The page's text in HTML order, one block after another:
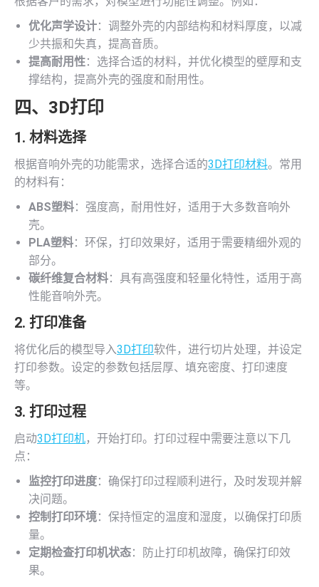
优化声学设计：调整外壳的内部结构和材料厚度，以减
少共振和失真，提高音质。
提高耐用性：选择合适的材料，并优化模型的壁厚和支
撑结构，提高外壳的强度和耐用性。
四、 3D打印
1. 材料选择
根据音响外壳的功能需求，选择合适的3D打印材料。常用
的材料有：
ABS塑料：强度高，耐用性好，适用于大多数音响外
壳。
PLA塑料：环保，打印效果好，适用于需要精细外观的
部分。
碳纤维复合材料：具有高强度和轻量化特性，适用于高
性能音响外壳。
2. 打印准备
将优化后的模型导入3D打印软件，进行切片处理，并设定
打印参数。设定的参数包括层厚、填充密度、打印速度
等。
3. 打印过程
启动3D打印机，开始打印。打印过程中需要注意以下几
点：
监控打印进度：确保打印过程顺利进行，及时发现并解
决问题。
控制打印环境：保持恒定的温度和湿度，以确保打印质
量。
定期检查打印机状态：防止打印机故障，确保打印效
果。